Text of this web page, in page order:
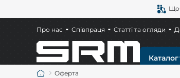
Каталог
Про нас Співпраця Статті та огляди
Оферта